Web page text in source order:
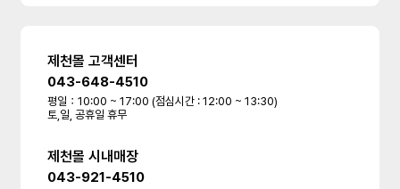
제천몰 고객센터
043-648-4510
평일：10:00 ~ 17:00 (점심시간 : 12:00 ~ 13:30)
토,일, 공휴일 휴무
제천몰 시내매장
043-921-4510